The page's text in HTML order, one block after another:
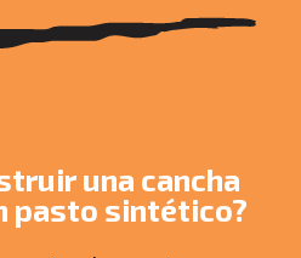
una cancha
pasto sintético?